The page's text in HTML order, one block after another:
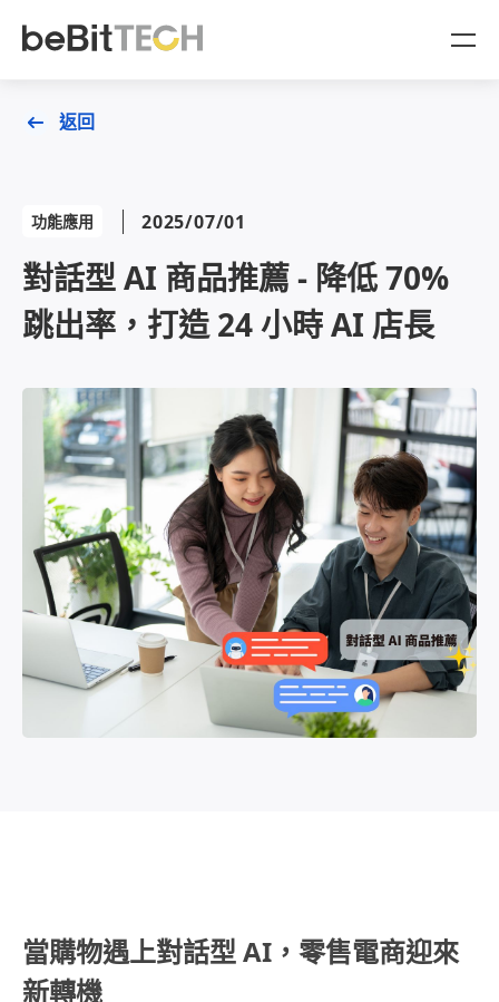
AgentBit
OMO 一站式整合
CDP 顧客數據平台
企業放大收益的星艦引擎
AgentBit 數據變現
AI 自動化導購劇本
全渠道行銷顧客旅程
Meta / Google 廣告最佳化
AI 廣告優化模組
OMO 零售門市通路產業
顧問服務
數據策略顧問
資源與活動
產業白皮書
活動講座
部落格文章
關於 beBit TECH
公司介紹
合作夥伴
資安防護
登入
OmniSegment
OmniBPM
聯繫我們
返回
功能應用 2025/07/01
對話型 AI 商品推薦 - 降低 70%
跳出率，打造 24 小時 AI 店長
當購物遇上對話型 AI，零售電商迎來
新轉機